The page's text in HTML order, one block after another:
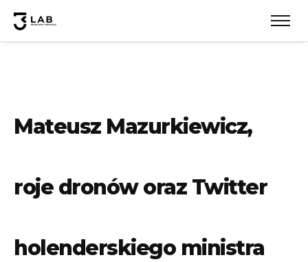
Mateusz Mazurkiewicz,
roje dronów oraz Twitter
holenderskiego ministra